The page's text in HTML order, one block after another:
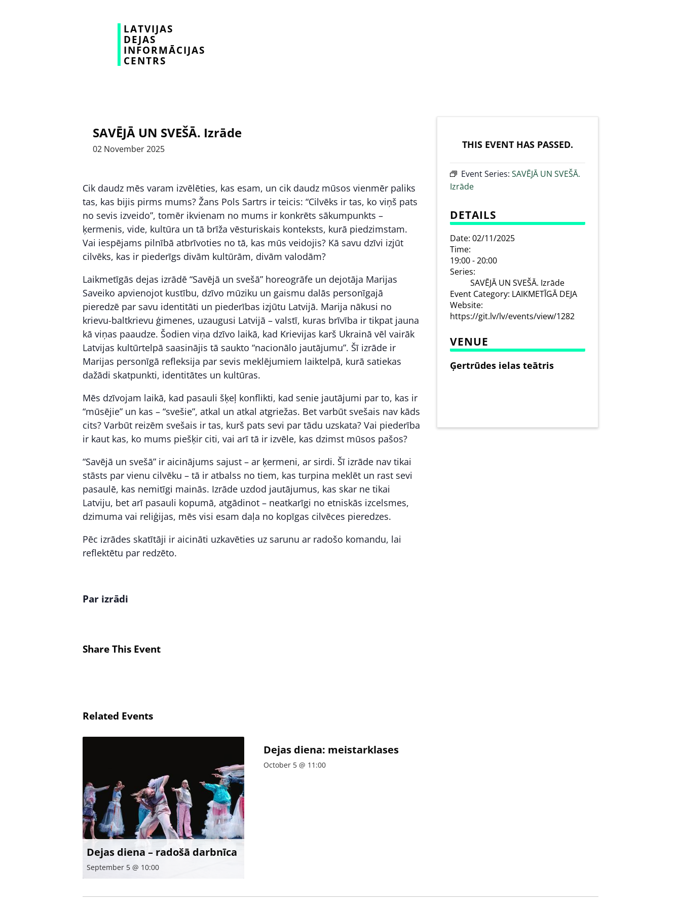
LATVIJAS
DEJAS
INFORMĀCIJAS
CENTRS
SAVĒJĀ UN SVEŠĀ. Izrāde
02 November2025
Cik daudz mēs varam izvēlēties, kas esam, un cik daudz mūsos vienmēr paliks
tas, kas bijis pirms mums? Žans Pols Sartrs ir teicis: “Cilvēks ir tas, ko viņš pats
no sevis izveido”, tomēr ikvienam no mums ir konkrēts sākumpunkts –
ķermenis, vide, kultūra un tā brīža vēsturiskais konteksts, kurā piedzimstam.
Vai iespējams pilnībā atbrīvoties no tā, kas mūs veidojis? Kā savu dzīvi izjūt
cilvēks, kas ir piederīgs divām kultūrām, divām valodām?
Laikmetīgās dejas izrādē “Savējā un svešā” horeogrāfe un dejotāja Marijas
Saveiko apvienojot kustību, dzīvo mūziku un gaismu dalās personīgajā
pieredzē par savu identitāti un piederības izjūtu Latvijā. Marija nākusi no
krievu-baltkrievu ģimenes, uzaugusi Latvijā – valstī, kuras brīvība ir tikpat jauna
kā viņas paaudze. Šodien viņa dzīvo laikā, kad Krievijas karš Ukrainā vēl vairāk
Latvijas kultūrtelpā saasinājis tā saukto “nacionālo jautājumu”. Šī izrāde ir
Marijas personīgā refleksija par sevis meklējumiem laiktelpā, kurā satiekas
dažādi skatpunkti, identitātes un kultūras.
Mēs dzīvojam laikā, kad pasauli šķeļ konflikti, kad senie jautājumi par to, kas ir
“mūsējie” un kas – “svešie”, atkal un atkal atgriežas. Bet varbūt svešais nav kāds
cits? Varbūt reizēm svešais ir tas, kurš pats sevi par tādu uzskata? Vai piederība
ir kaut kas, ko mums piešķir citi, vai arī tā ir izvēle, kas dzimst mūsos pašos?
“Savējā un svešā” ir aicinājums sajust – ar ķermeni, ar sirdi. Šī izrāde nav tikai
stāsts par vienu cilvēku – tā ir atbalss no tiem, kas turpina meklēt un rast sevi
pasaulē, kas nemitīgi mainās. Izrāde uzdod jautājumus, kas skar ne tikai
Latviju, bet arī pasauli kopumā, atgādinot – neatkarīgi no etniskās izcelsmes,
dzimuma vai reliģijas, mēs visi esam daļa no kopīgas cilvēces pieredzes.
Pēc izrādes skatītāji ir aicināti uzkavēties uz sarunu ar radošo komandu, lai
reflektētu par redzēto.
Par izrādi
Share This Event
THIS EVENT HAS PASSED.
Event Series: SAVĒJĀ UN SVEŠĀ.
Izrāde
DETAILS
Date: 02/11/2025
Time:
19:00 - 20:00
Series:
SAVĒJĀ UN SVEŠĀ. Izrāde
Event Category: LAIKMETĪGĀ DEJA
Website:
https://git.lv/lv/events/view/1282
VENUE
Ģertrūdes ielas teātris
Related Events
Dejas diena – radošā darbnīca
September 5 @ 10:00
Dejas diena: meistarklases
October 5 @ 11:00